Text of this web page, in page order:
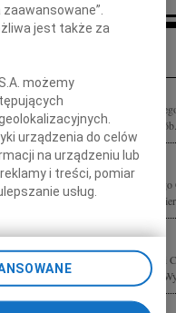
kondolencje
o śmierci prof. dr. hab.
Homine" na rzecz Emerytów i
o śmierci Profesora
Akademii Medycznej, twórcy
wieloletni Kierownik Katedry i
prof. dr hab. Jerzy Czernik
jest także za
możemy
urządzenia do celów
na urządzeniu lub
i treści, pomiar
usług.